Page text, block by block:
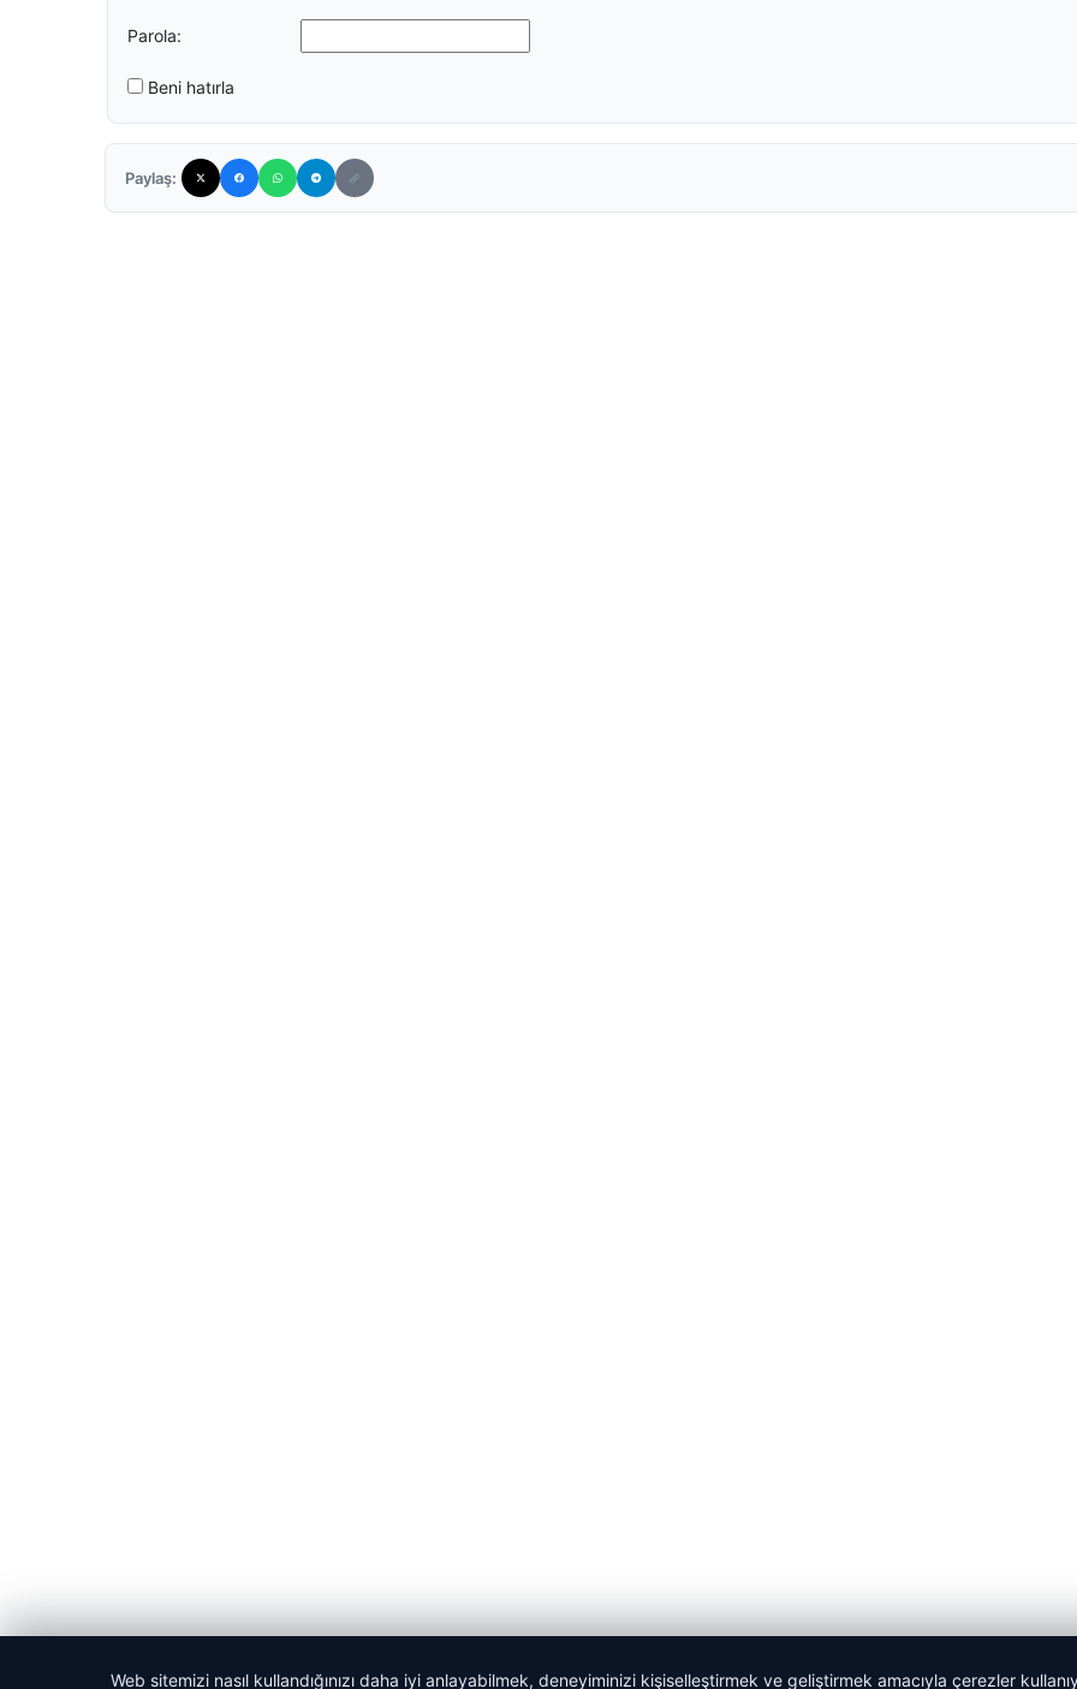
Parola:
Beni hatırla
Paylaş:
Web sitemizi nasıl kullandığınızı daha iyi anlayabilmek, deneyiminizi kişiselleştirmek ve geliştirmek amacıyla çerezler